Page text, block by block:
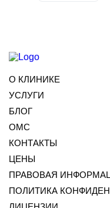
О КЛИНИКЕ
УСЛУГИ
БЛОГ
ОМС
КОНТАКТЫ
ЦЕНЫ
ПРАВОВАЯ
ПОЛИТИКА